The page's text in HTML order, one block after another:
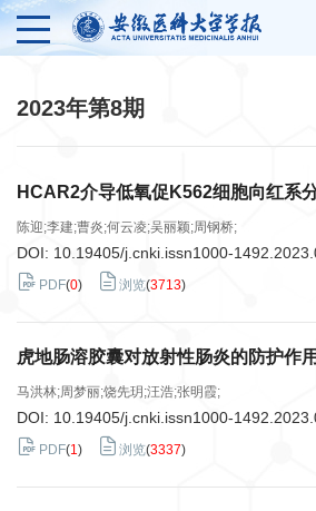
2023年第8期
HCAR2介导低氧促K562细胞向红系
陈迎;李建;曹炎;何云凌;吴丽颖;周钢桥;
DOI: 10.19405/j.cnki.issn1000-
PDF(0) 浏览(3713)
虎地肠溶胶囊对放射性肠炎的防护作
马洪林;周梦丽;饶先玥;汪浩;张明霞;
DOI: 10.19405/j.cnki.issn1000-
PDF(1) 浏览(3337)